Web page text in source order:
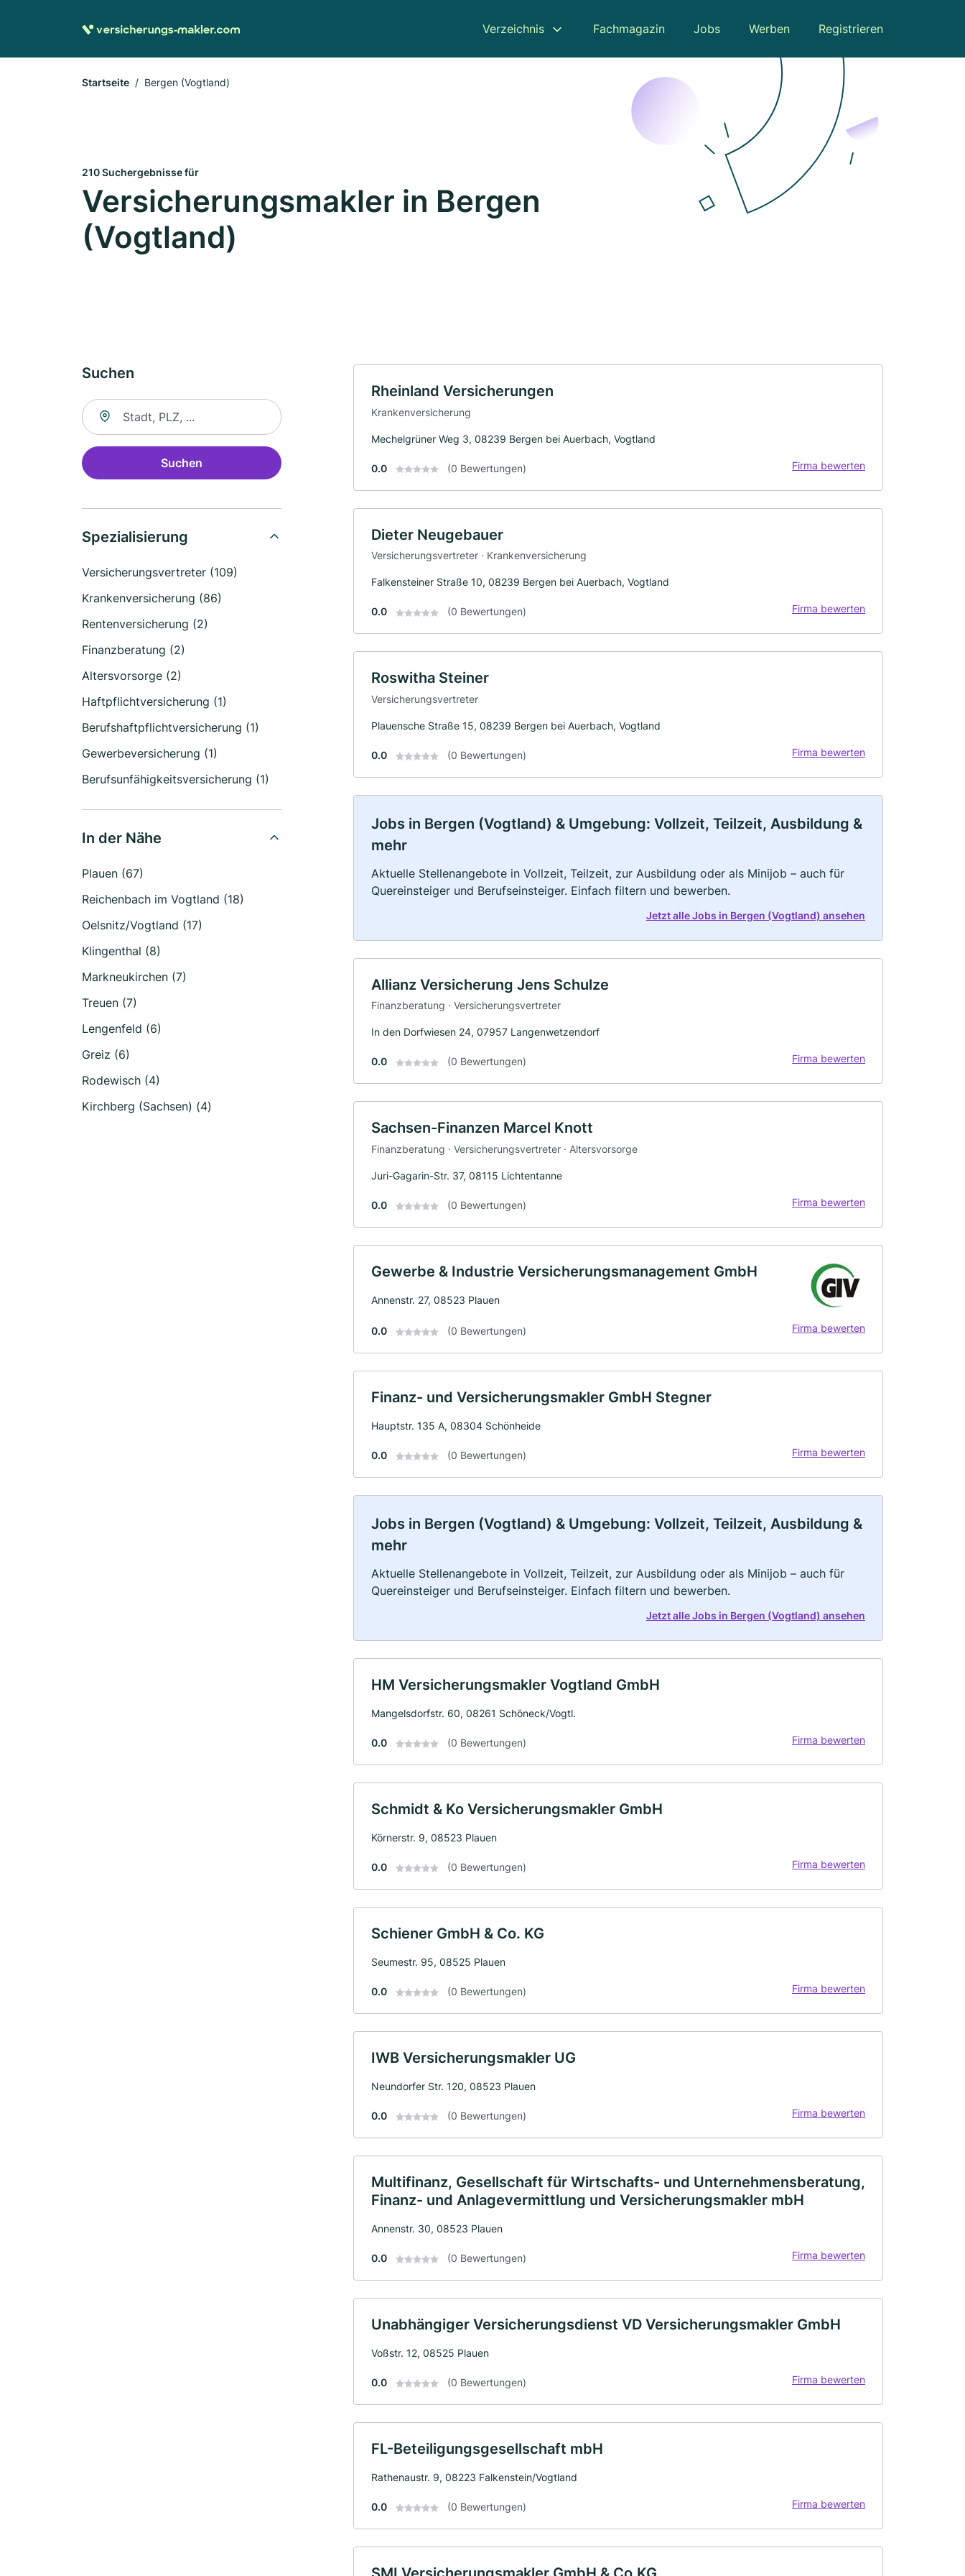
Verzeichnis Fachmagazin Jobs Werben Registrieren
Startseite Bergen (Vogtland)
210 Suchergebnisse für
Versicherungsmakler in Bergen
(Vogtland)
Suchen
Suche nach Ort
Suchen
Spezialisierung
Versicherungsvertreter (109)
Krankenversicherung (86)
Rentenversicherung (2)
Finanzberatung (2)
Altersvorsorge (2)
Haftpflichtversicherung (1)
Berufshaftpflichtversicherung (1)
Gewerbeversicherung (1)
Berufsunfähigkeitsversicherung (1)
In der Nähe
Plauen (67)
Reichenbach im Vogtland (18)
Oelsnitz/Vogtland (17)
Klingenthal (8)
Markneukirchen (7)
Treuen (7)
Lengenfeld (6)
Greiz (6)
Rodewisch (4)
Kirchberg (Sachsen) (4)
Rheinland Versicherungen
Krankenversicherung
Mechelgrüner Weg 3, 08239 Bergen bei Auerbach, Vogtland
0.0 (0 Bewertungen) Firma bewerten
Dieter Neugebauer
Versicherungsvertreter · Krankenversicherung
Falkensteiner Straße 10, 08239 Bergen bei Auerbach, Vogtland
0.0 (0 Bewertungen) Firma bewerten
Roswitha Steiner
Versicherungsvertreter
Plauensche Straße 15, 08239 Bergen bei Auerbach, Vogtland
0.0 (0 Bewertungen) Firma bewerten
Jobs in Bergen (Vogtland) & Umgebung: Vollzeit, Teilzeit, Ausbildung &
mehr
Aktuelle Stellenangebote in Vollzeit, Teilzeit, zur Ausbildung oder als Minijob – auch für
Quereinsteiger und Berufseinsteiger. Einfach filtern und bewerben.
Jetzt alle Jobs in Bergen (Vogtland) ansehen
Allianz Versicherung Jens Schulze
Finanzberatung · Versicherungsvertreter
In den Dorfwiesen 24, 07957 Langenwetzendorf
0.0 (0 Bewertungen) Firma bewerten
Sachsen-Finanzen Marcel Knott
Finanzberatung · Versicherungsvertreter · Altersvorsorge
Juri-Gagarin-Str. 37, 08115 Lichtentanne
0.0 (0 Bewertungen) Firma bewerten
Gewerbe & Industrie Versicherungsmanagement GmbH
Annenstr. 27, 08523 Plauen
0.0 (0 Bewertungen) Firma bewerten
Finanz- und Versicherungsmakler GmbH Stegner
Hauptstr. 135 A, 08304 Schönheide
0.0 (0 Bewertungen) Firma bewerten
Jobs in Bergen (Vogtland) & Umgebung: Vollzeit, Teilzeit, Ausbildung &
mehr
Aktuelle Stellenangebote in Vollzeit, Teilzeit, zur Ausbildung oder als Minijob – auch für
Quereinsteiger und Berufseinsteiger. Einfach filtern und bewerben.
Jetzt alle Jobs in Bergen (Vogtland) ansehen
HM Versicherungsmakler Vogtland GmbH
Mangelsdorfstr. 60, 08261 Schöneck/Vogtl.
0.0 (0 Bewertungen) Firma bewerten
Schmidt & Ko Versicherungsmakler GmbH
Körnerstr. 9, 08523 Plauen
0.0 (0 Bewertungen) Firma bewerten
Schiener GmbH & Co. KG
Seumestr. 95, 08525 Plauen
0.0 (0 Bewertungen) Firma bewerten
IWB Versicherungsmakler UG
Neundorfer Str. 120, 08523 Plauen
0.0 (0 Bewertungen) Firma bewerten
Multifinanz, Gesellschaft für Wirtschafts- und Unternehmensberatung,
Finanz- und Anlagevermittlung und Versicherungsmakler mbH
Annenstr. 30, 08523 Plauen
0.0 (0 Bewertungen) Firma bewerten
Unabhängiger Versicherungsdienst VD Versicherungsmakler GmbH
Voßstr. 12, 08525 Plauen
0.0 (0 Bewertungen) Firma bewerten
FL-Beteiligungsgesellschaft mbH
Rathenaustr. 9, 08223 Falkenstein/Vogtland
0.0 (0 Bewertungen) Firma bewerten